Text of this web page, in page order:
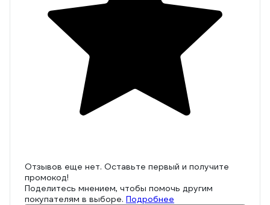
Отзывов еще нет. Оставьте первый и получите
промокод!
Поделитесь мнением, чтобы помочь другим
покупателям в выборе. Подробнее